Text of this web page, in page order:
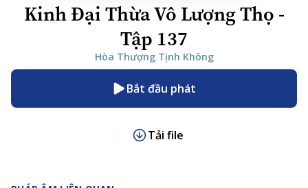
Kinh Đại Thừa Vô Lượng Thọ -
Tập 137
Hòa Thượng Tịnh Không
Bắt đầu phát
Tải file